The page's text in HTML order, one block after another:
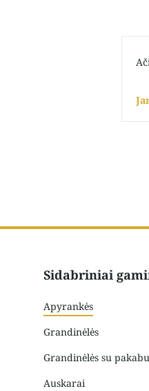
Sidabriniai
Apyrankės
Grandinėlės
Grandinėlės su
Auskarai